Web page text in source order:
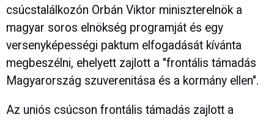
csúcstalálkozón Orbán Viktor miniszterelnök a
magyar soros elnökség programját és egy
versenyképességi paktum elfogadását kívánta
megbeszélni, ehelyett zajlott a "frontális támadás
Magyarország szuverenitása és a kormány ellen".
Az uniós csúcson frontális támadás zajlott a